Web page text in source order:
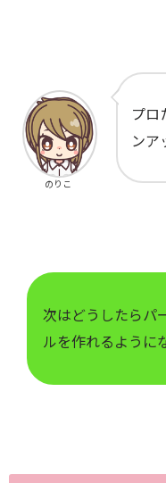
プロ
ンア
のりこ
次はどうしたらパ
ルを作れるように